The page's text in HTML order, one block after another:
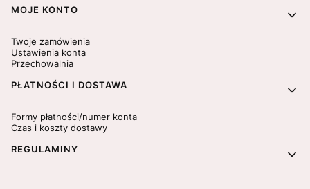
MOJE KONTO
Twoje zamówienia
Ustawienia konta
Przechowalnia
PŁATNOŚCI I DOSTAWA
Formy płatności/numer konta
Czas i koszty dostawy
REGULAMINY